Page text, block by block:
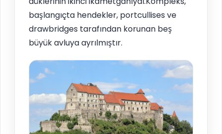
başlangıçta hendekler, portcullises ve
drawbridges tarafından korunan beş
büyük avluya ayrılmıştır.